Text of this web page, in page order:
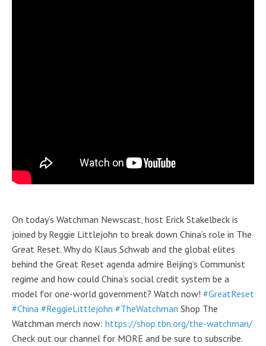
On today’s Watchman Newscast, host Erick Stakelbeck is
joined by Reggie Littlejohn to break down China’s role in The
Great Reset. Why do Klaus Schwab and the global elites
behind the Great Reset agenda admire Beijing’s Communist
regime and how could China’s social credit system be a
model for one-world government? Watch now! #GreatReset
#China #ReggieLittlejohn #TheWatchman Shop The
Watchman merch now: https://shop.tbn.org/the-watchman/
Check out our channel for MORE and be sure to subscribe.